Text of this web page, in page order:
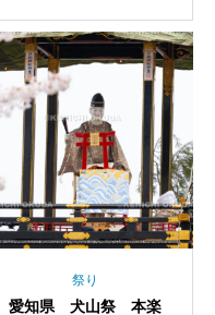
祭り
愛知県 犬山祭 本楽